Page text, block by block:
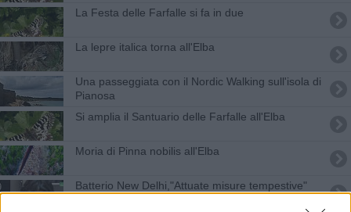
La Festa delle Farfalle si fa in due
La lepre italica torna all'Elba
Una passeggiata con il Nordic Walking sull'isola di
Pianosa
Si amplia il Santuario delle Farfalle all'Elba
Moria di Pinna nobilis all'Elba
Batterio New Delhi,"Attuate misure tempestive"